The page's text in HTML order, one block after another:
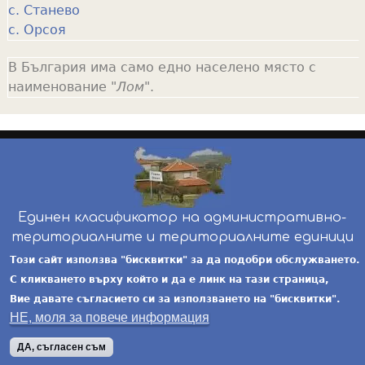
с. Станево
с. Орсоя
В България има само едно населено място с
наименование "Лом".
Единен класификатор на административно-
териториалните и териториалните единици
инж. Бойчо Добрев-ekatte.com-условия за
ползване
Този сайт използва "бисквитки" за да подобри обслужването.
С кликването върху който и да е линк на тази страница,
Вие давате съгласието си за използването на "бисквитки".
НЕ, моля за повече информация
ДА, съгласен съм